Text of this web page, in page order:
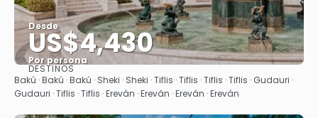
Desde
US$4,430
Por persona
Ver
DESTINOS
Bakú · Bakú · Bakú · Sheki · Sheki · Tiflis · Tiflis · Tiflis · Tiflis · Gudauri ·
Gudauri · Tiflis · Tiflis · Ereván · Ereván · Ereván · Ereván